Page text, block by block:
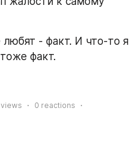
- факт. И что-то я
факт.
views 0 reactions